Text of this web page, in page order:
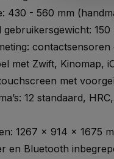
430 - 560 mm
gebruikersgewicht: 150
met Zwift, Kinomap,
met
12 standaard,
1267 x 914 x 1675
en Bluetooth